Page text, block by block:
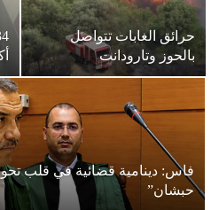
حرائق الغابات تتواصل
بالحوز وتارودانت
فاس: دينامية قضائية في قلب
حبشان”